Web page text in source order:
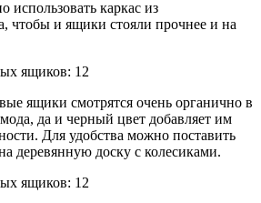
использовать каркас из
чтобы и ящики стояли прочнее и на
ящики смотрятся очень органично в
да и черный цвет добавляет им
Для удобства можно поставить
деревянную доску с колесиками.